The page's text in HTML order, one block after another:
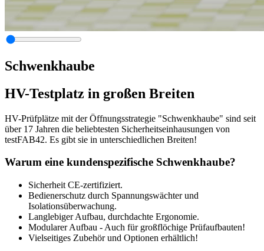
Schwenkhaube
HV-Testplatz in großen Breiten
HV-Prüfplätze mit der Öffnungsstrategie "Schwenkhaube" sind seit
über 17 Jahren die beliebtesten Sicherheitseinhausungen von
testFAB42. Es gibt sie in unterschiedlichen Breiten!
Warum eine kundenspezifische Schwenkhaube?
Sicherheit CE-zertifiziert.
Bedienerschutz durch Spannungswächter und
Isolationsüberwachung.
Langlebiger Aufbau, durchdachte Ergonomie.
Modularer Aufbau - Auch für großflöchige Prüfaufbauten!
Vielseitiges Zubehör und Optionen erhältlich!